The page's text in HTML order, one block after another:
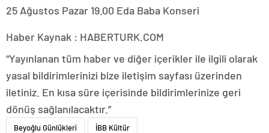
25 Ağustos Pazar 19.00 Eda Baba Konseri
Haber Kaynak : HABERTURK.COM
“Yayınlanan tüm haber ve diğer içerikler ile ilgili olarak
yasal bildirimlerinizi bize iletişim sayfası üzerinden
iletiniz. En kısa süre içerisinde bildirimlerinize geri
dönüş sağlanılacaktır.”
Beyoğlu Günlükleri İBB Kültür